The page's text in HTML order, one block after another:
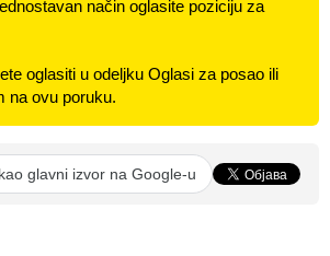
način oglasite poziciju za
oglasiti u odeljku Oglasi za posao ili
na ovu poruku.
glavni izvor na Google-u